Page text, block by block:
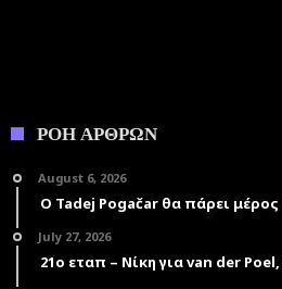
ΡΟΗ ΑΡΘΡΩΝ
August 6, 2026
Ο Tadej Pogačar θα πάρει
July 27, 2026
21ο εταπ – Νίκη για van der